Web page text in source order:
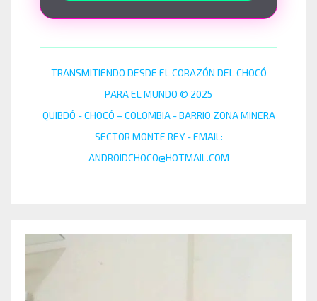
TRANSMITIENDO DESDE EL CORAZÓN DEL CHOCÓ
PARA EL MUNDO © 2025
QUIBDÓ - CHOCÓ – COLOMBIA - BARRIO ZONA MINERA
SECTOR MONTE REY - EMAIL:
ANDROIDCHOCO@HOTMAIL.COM